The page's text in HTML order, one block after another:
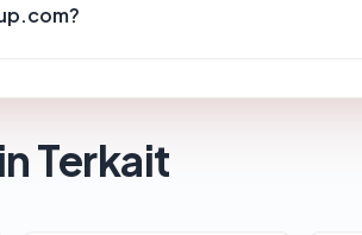
Terkait